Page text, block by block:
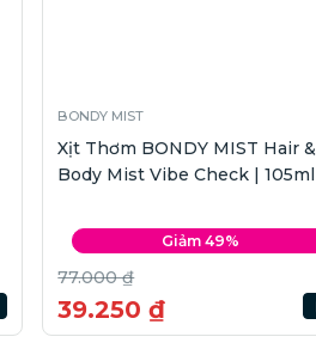
BONDY MIST
Xịt Thơm BONDY MIST Hair &
Body Mist Vibe Check | 105ml
Giảm 49%
77.000 ₫
39.250 ₫